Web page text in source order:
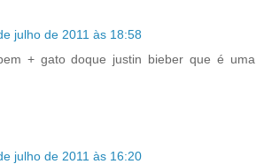
julho de 2011 às 18:58
+ gato doque justin bieber que é uma
julho de 2011 às 16:20